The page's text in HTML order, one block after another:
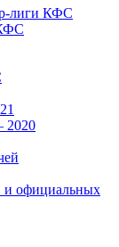
лиги КФС
2020
и официальных